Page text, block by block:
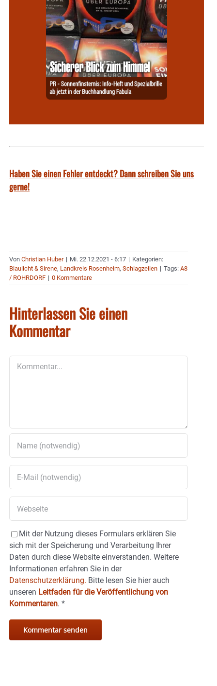
Haben Sie einen Fehler entdeckt? Dann schreiben Sie uns
gerne!
Von Christian Huber | Mi. 22.12.2021 - 6:17 | Kategorien:
Blaulicht & Sirene, Landkreis Rosenheim, Schlagzeilen | Tags: A8
/ ROHRDORF | 0 Kommentare
Hinterlassen Sie einen
Kommentar
Mit der Nutzung dieses Formulars erklären Sie
sich mit der Speicherung und Verarbeitung Ihrer
Daten durch diese Website einverstanden. Weitere
Informationen erfahren Sie in der
Datenschutzerklärung. Bitte lesen Sie hier auch
unseren Leitfaden für die Veröffentlichung von
Kommentaren. *